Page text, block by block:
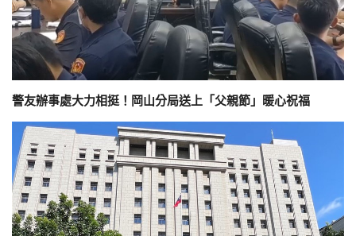
警友辦事處大力相挺！岡山分局送上「父親節」暖心祝福